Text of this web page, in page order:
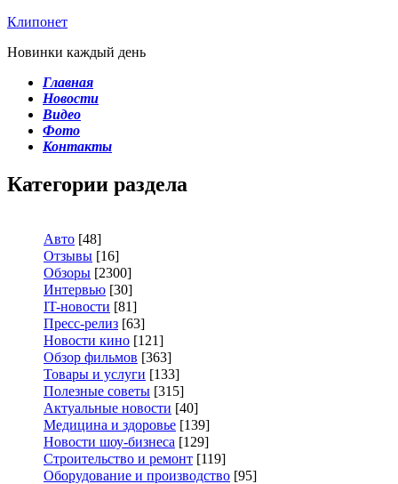
Клипонет
Новинки каждый день
Главная
Новости
Видео
Фото
Контакты
Категории раздела
Авто [48]
Отзывы [16]
Обзоры [2300]
Интервью [30]
IT-новости [81]
Пресс-релиз [63]
Новости кино [121]
Обзор фильмов [363]
Товары и услуги [133]
Полезные советы [315]
Актуальные новости [40]
Медицина и здоровье [139]
Новости шоу-бизнеса [129]
Строительство и ремонт [119]
Оборудование и производство [95]